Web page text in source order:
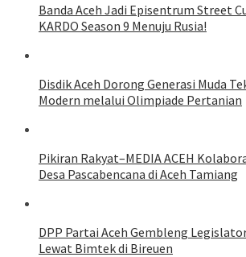
Banda Aceh Jadi Episentrum Street
KARDO Season 9 Menuju Rusia!
Disdik Aceh Dorong Generasi Muda
Modern melalui Olimpiade Pertanian
Pikiran Rakyat–MEDIA ACEH
Desa Pascabencana di Aceh Tamiang
DPP Partai Aceh Gembleng
Lewat Bimtek di Bireuen